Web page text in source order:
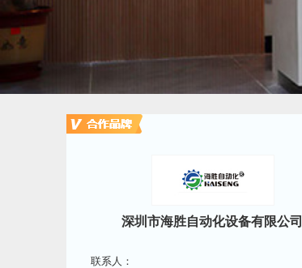
深圳市海胜自动化设备有限公司
联系人：